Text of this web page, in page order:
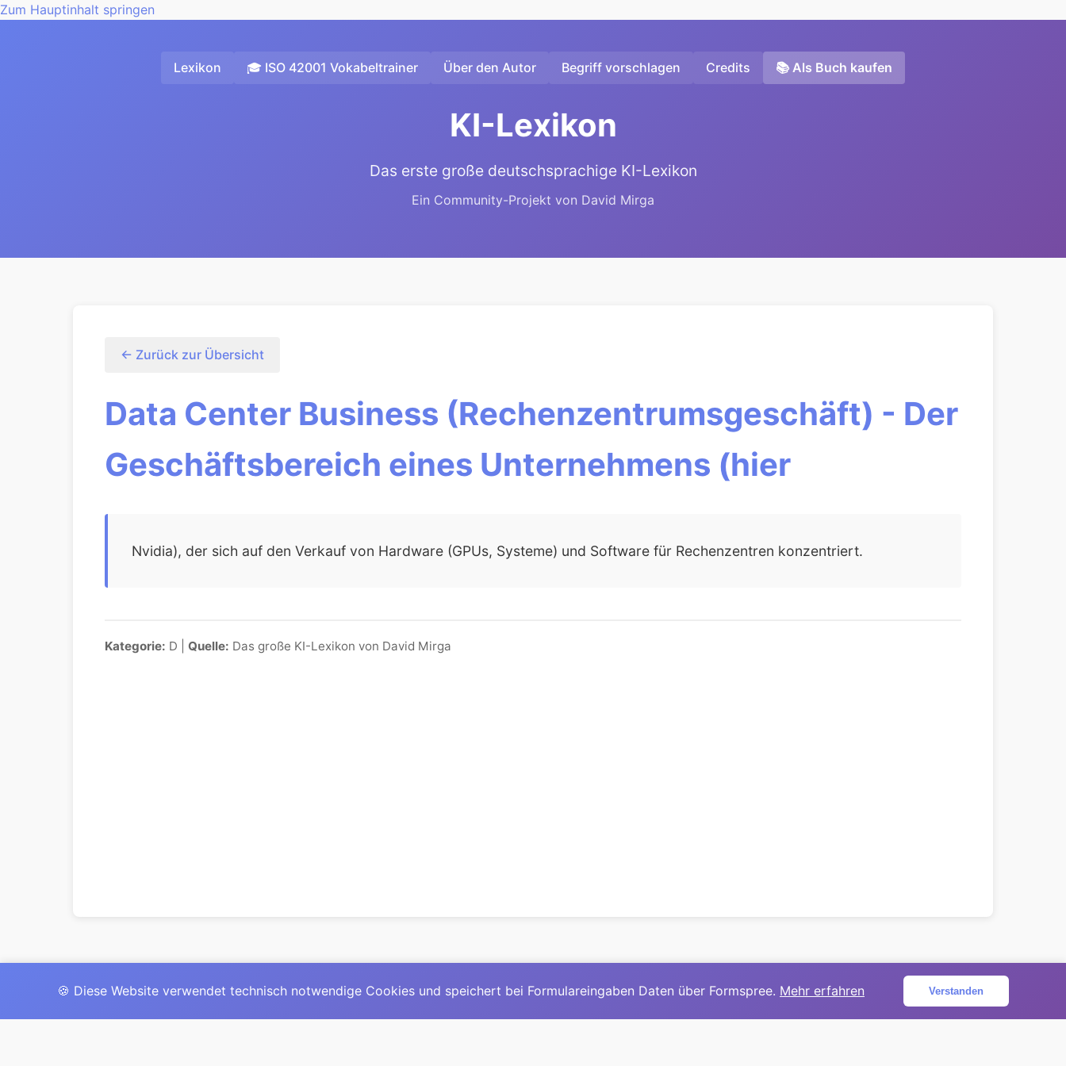
Zum Hauptinhalt springen
Lexikon 🎓 ISO 42001 Vokabeltrainer Über den Autor Begriff vorschlagen Credits 📚 Als Buch kaufen
KI-Lexikon
Das erste große deutschsprachige KI-Lexikon
Ein Community-Projekt von David Mirga
← Zurück zur Übersicht
Data Center Business (Rechenzentrumsgeschäft) - Der
Geschäftsbereich eines Unternehmens (hier
Nvidia), der sich auf den Verkauf von Hardware (GPUs, Systeme) und Software für Rechenzentren konzentriert.
Kategorie: D | Quelle: Das große KI-Lexikon von David Mirga
© 2025David Mirga|LinkedIn|davidmirga.com
🍪 Diese Website verwendet technisch notwendige Cookies und speichert bei Formulareingaben Daten über Formspree. Mehr erfahren Verstanden